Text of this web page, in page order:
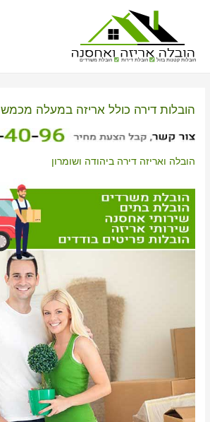
הובלות קטנות בזול הובלת דירות הובלת משרדים
הובלות דירה כולל אריזה במעלה מכמש
הובלה ואריזה דירה ביהודה ושומרון